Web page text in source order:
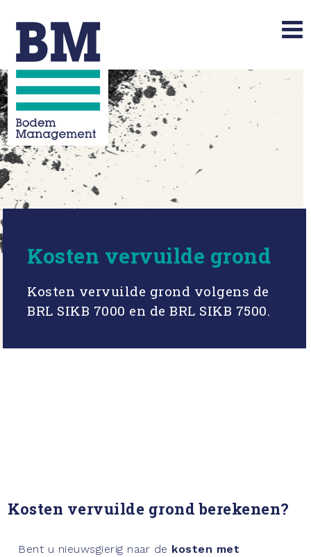
Kosten vervuilde grond
Kosten vervuilde grond volgens de
BRL SIKB 7000 en de BRL SIKB 7500.
Kosten vervuilde grond berekenen?
Bent u nieuwsgierig naar de kosten met